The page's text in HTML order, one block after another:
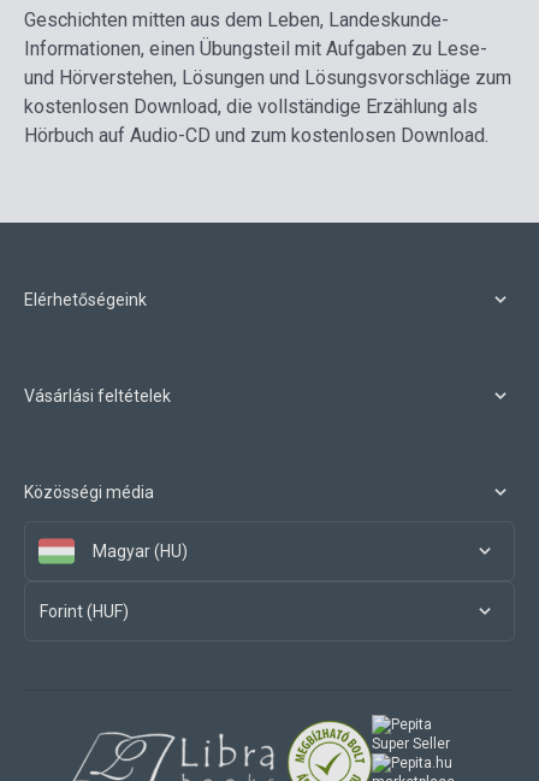
Geschichten mitten aus dem Leben, Landeskunde-
Informationen, einen Übungsteil mit Aufgaben zu Lese-
und Hörverstehen, Lösungen und Lösungsvorschläge zum
kostenlosen Download, die vollständige Erzählung als
Hörbuch auf Audio-CD und zum kostenlosen Download.
Elérhetőségeink
Vásárlási feltételek
Közösségi média
Magyar (HU)
Forint (HUF)